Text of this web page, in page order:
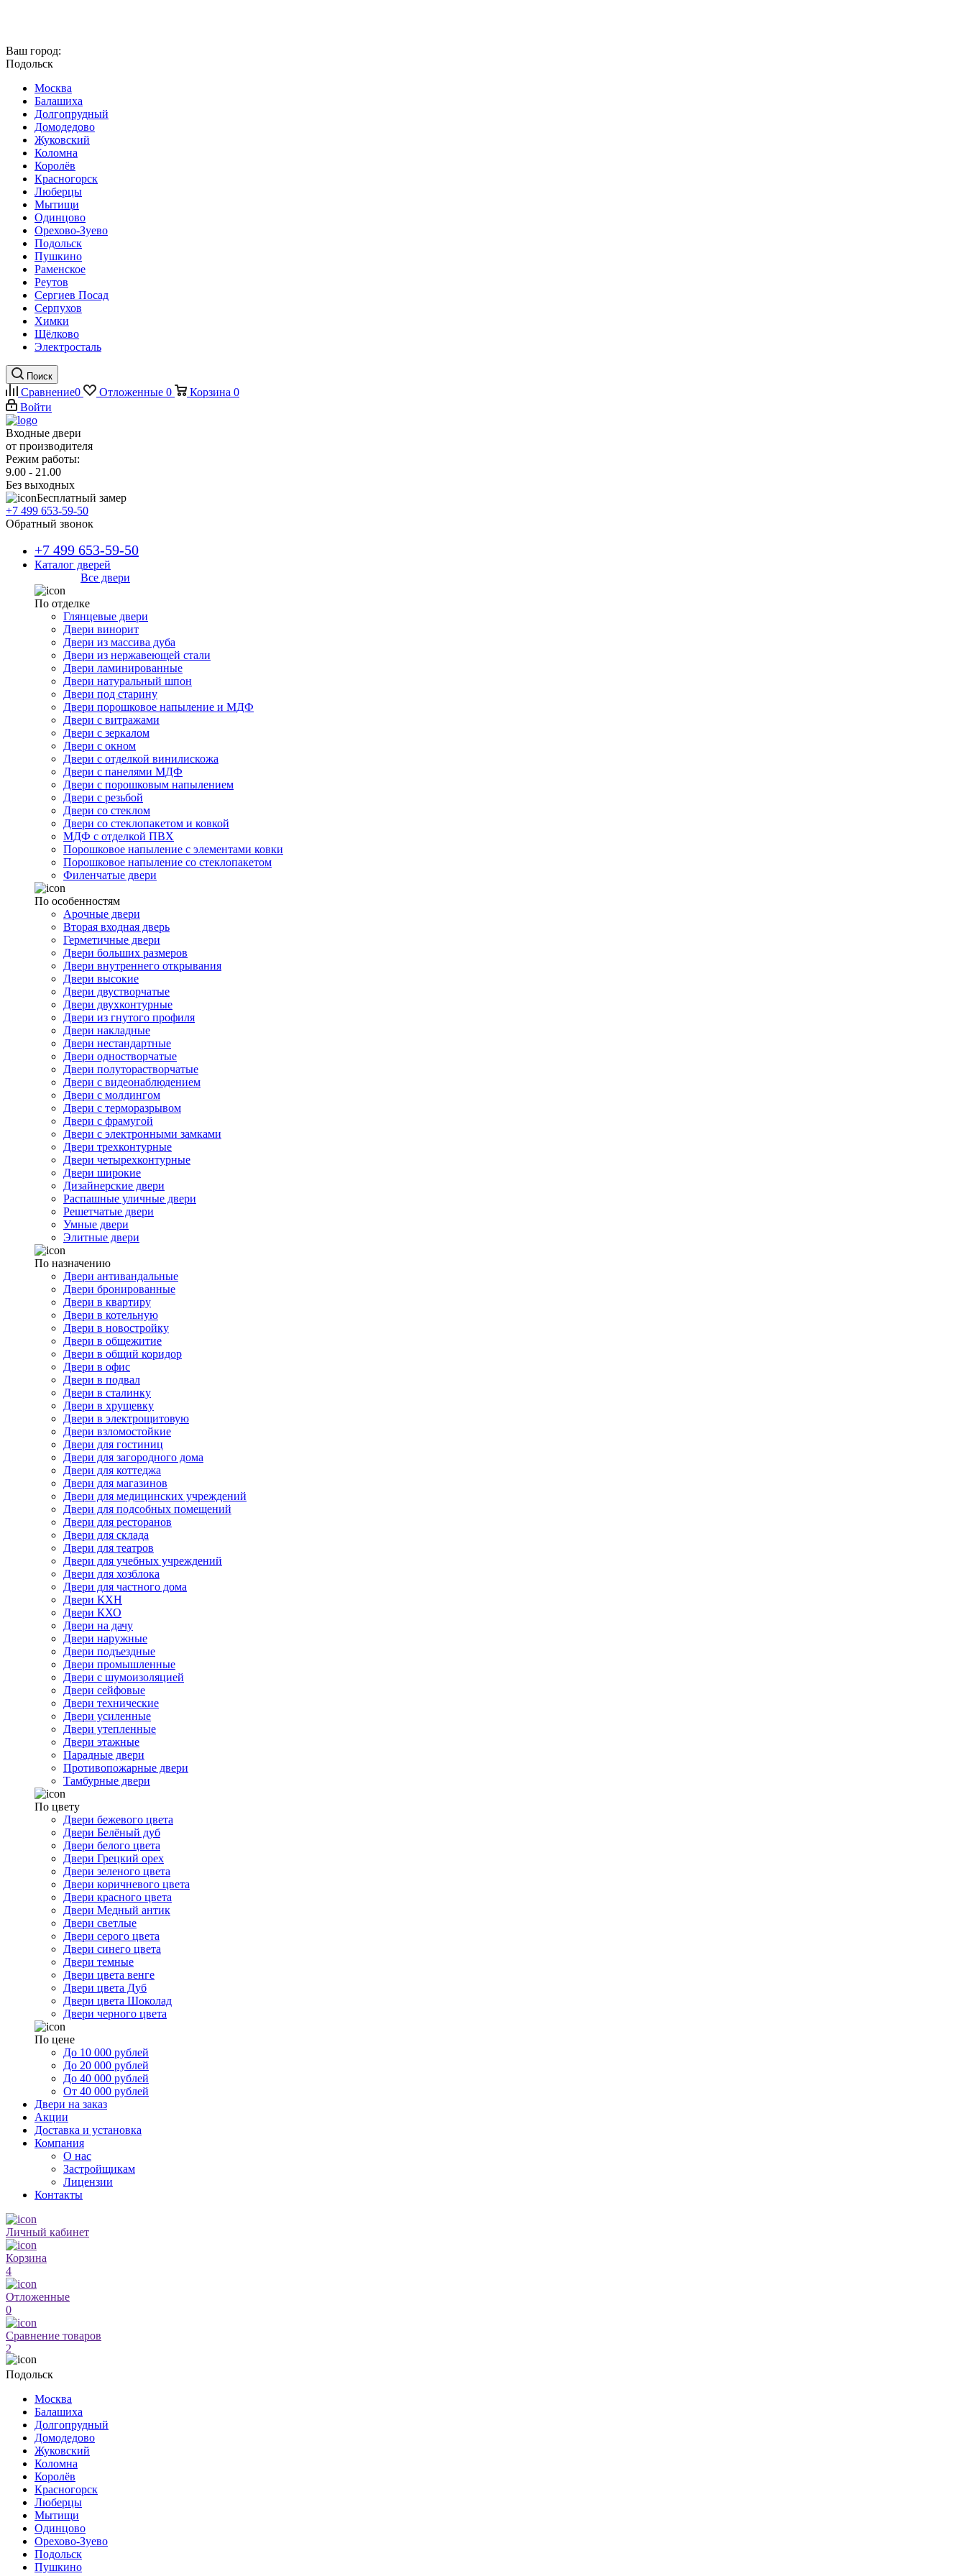
Ваш город:
Подольск
Москва
Балашиха
Долгопрудный
Домодедово
Жуковский
Коломна
Королёв
Красногорск
Люберцы
Мытищи
Одинцово
Орехово-Зуево
Подольск
Пушкино
Раменское
Реутов
Сергиев Посад
Серпухов
Химки
Щёлково
Электросталь
Поиск
Сравнение0 Отложенные 0 Корзина 0
Войти
Входные двери
от производителя
Режим работы:
9.00 - 21.00
Без выходных
Бесплатный замер
+7 499 653-59-50
Обратный звонок
+7 499 653-59-50
Каталог дверей
Все двери
По отделке
Глянцевые двери
Двери винорит
Двери из массива дуба
Двери из нержавеющей стали
Двери ламинированные
Двери натуральный шпон
Двери под старину
Двери порошковое напыление и МДФ
Двери с витражами
Двери с зеркалом
Двери с окном
Двери с отделкой винилискожа
Двери с панелями МДФ
Двери с порошковым напылением
Двери с резьбой
Двери со стеклом
Двери со стеклопакетом и ковкой
МДФ с отделкой ПВХ
Порошковое напыление с элементами ковки
Порошковое напыление со стеклопакетом
Филенчатые двери
По особенностям
Арочные двери
Вторая входная дверь
Герметичные двери
Двери больших размеров
Двери внутреннего открывания
Двери высокие
Двери двустворчатые
Двери двухконтурные
Двери из гнутого профиля
Двери накладные
Двери нестандартные
Двери одностворчатые
Двери полуторастворчатые
Двери с видеонаблюдением
Двери с молдингом
Двери с терморазрывом
Двери с фрамугой
Двери с электронными замками
Двери трехконтурные
Двери четырехконтурные
Двери широкие
Дизайнерские двери
Распашные уличные двери
Решетчатые двери
Умные двери
Элитные двери
По назначению
Двери антивандальные
Двери бронированные
Двери в квартиру
Двери в котельную
Двери в новостройку
Двери в общежитие
Двери в общий коридор
Двери в офис
Двери в подвал
Двери в сталинку
Двери в хрущевку
Двери в электрощитовую
Двери взломостойкие
Двери для гостиниц
Двери для загородного дома
Двери для коттеджа
Двери для магазинов
Двери для медицинских учреждений
Двери для подсобных помещений
Двери для ресторанов
Двери для склада
Двери для театров
Двери для учебных учреждений
Двери для хозблока
Двери для частного дома
Двери КХН
Двери КХО
Двери на дачу
Двери наружные
Двери подъездные
Двери промышленные
Двери с шумоизоляцией
Двери сейфовые
Двери технические
Двери усиленные
Двери утепленные
Двери этажные
Парадные двери
Противопожарные двери
Тамбурные двери
По цвету
Двери бежевого цвета
Двери Белёный дуб
Двери белого цвета
Двери Грецкий орех
Двери зеленого цвета
Двери коричневого цвета
Двери красного цвета
Двери Медный антик
Двери светлые
Двери серого цвета
Двери синего цвета
Двери темные
Двери цвета венге
Двери цвета Дуб
Двери цвета Шоколад
Двери черного цвета
По цене
До 10 000 рублей
До 20 000 рублей
До 40 000 рублей
От 40 000 рублей
Двери на заказ
Акции
Доставка и установка
Компания
О нас
Застройщикам
Лицензии
Контакты
Личный кабинет
Корзина
4
Отложенные
0
Сравнение товаров
2
Подольск
Москва
Балашиха
Долгопрудный
Домодедово
Жуковский
Коломна
Королёв
Красногорск
Люберцы
Мытищи
Одинцово
Орехово-Зуево
Подольск
Пушкино